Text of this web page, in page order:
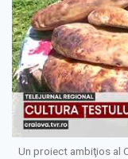
Un proiect ambiţios al